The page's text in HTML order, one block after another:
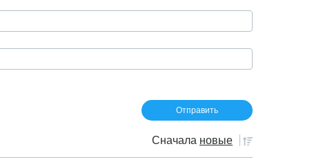
Сначала новые